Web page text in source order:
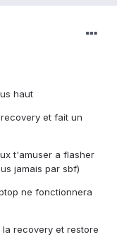
haut
et fait un
t'amuser a flasher
jamais par sbf)
ne fonctionnera
recovery et restore